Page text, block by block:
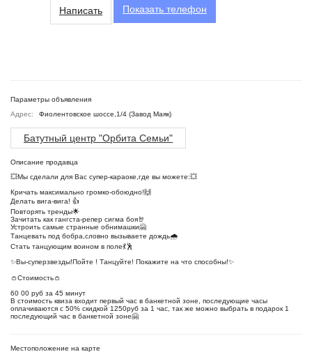
Написать Показать телефон
Параметры объявления
Адрес:
Фиолентовское шоссе,1/4 (Завод Маяк)
Батутный центр "Орбита Семьи"
Описание продавца
💥Мы сделали для Вас супер-караоке,где вы можете:💥
Кричать максимально громко-обоюдно!🙌
Делать вига-вига! 👍
Повторять тренды🌟
Зачитать как гангста-репер сигма боя🤘
Устроить самые странные обнимашки🤗
Танцевать под бобра,словно вызываете дождь🌧️
Стать танцующим воином в поле💃🕺
✨Вы-суперзвезды!Пойте ! Танцуйте! Покажите на что способны!✨
👛Стоимость👛
60 00 руб за 45 минут
В стоимость квиза входит первый час в банкетной зоне, последующие часы
оплачиваются с 50% скидкой 1250руб за 1 час, так же можно выбрать в подарок 1
последующий час в банкетной зоне🤗
Местоположение на карте